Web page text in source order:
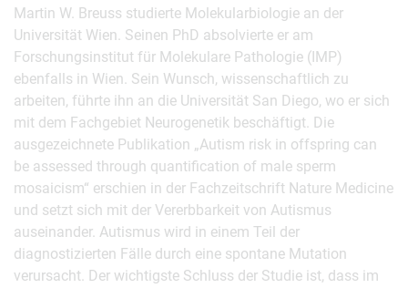
Martin W. Breuss studierte Molekularbiologie an der
Universität Wien. Seinen PhD absolvierte er am
Forschungsinstitut für Molekulare Pathologie (IMP)
ebenfalls in Wien. Sein Wunsch, wissenschaftlich zu
arbeiten, führte ihn an die Universität San Diego, wo er sich
mit dem Fachgebiet Neurogenetik beschäftigt. Die
ausgezeichnete Publikation „Autism risk in offspring can
be assessed through quantification of male sperm
mosaicism“ erschien in der Fachzeitschrift Nature Medicine
und setzt sich mit der Vererbbarkeit von Autismus
auseinander. Autismus wird in einem Teil der
diagnostizierten Fälle durch eine spontane Mutation
verursacht. Der wichtigste Schluss der Studie ist, dass im